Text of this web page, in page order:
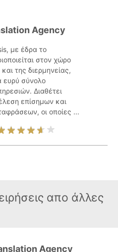
Agency
με έδρα το
στον χώρο
της διερμηνείας,
ευρύ σύνολο
Διαθέτει
επίσημων και
οι οποίες ...
απο άλλες
Agency